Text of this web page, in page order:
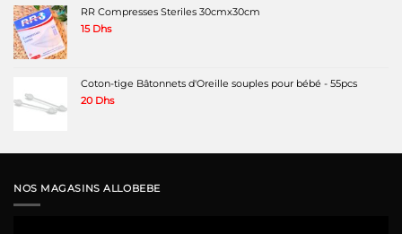
RR Compresses Steriles 30cmx30cm
15 Dhs
Coton-tige Bâtonnets d'Oreille souples pour bébé - 55pcs
20 Dhs
NOS MAGASINS ALLOBEBE